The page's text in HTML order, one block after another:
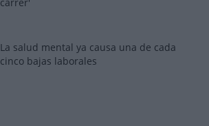
La salud mental ya causa una de cada
cinco bajas laborales